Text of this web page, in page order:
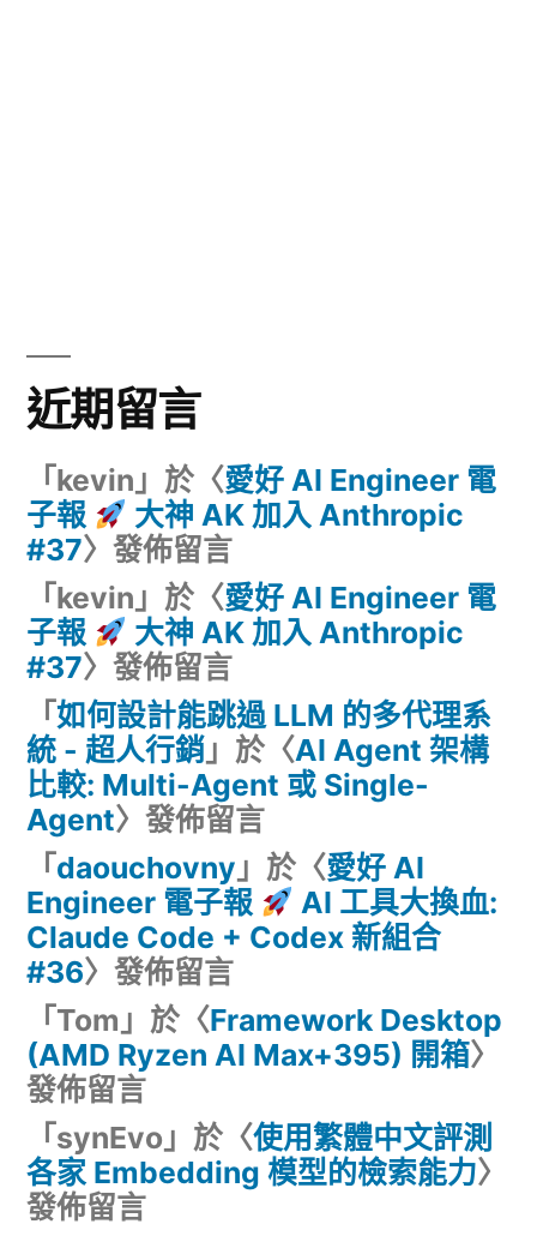
近期留言
「 kevin 」於〈愛好 AI Engineer 電
子報
大神 AK 加入 Anthropic
#37〉發佈留言
「 kevin 」於〈愛好 AI Engineer 電
子報
大神 AK 加入 Anthropic
#37〉發佈留言
「 如何設計能跳過 LLM 的多代理系
統 - 超人行銷 」於〈AI Agent 架構
比較: Multi-Agent 或 Single-
Agent〉發佈留言
「 daouchovny 」於〈愛好 AI
Engineer 電子報
AI 工具大換血:
Claude Code + Codex 新組合
#36〉發佈留言
「 Tom 」於〈Framework Desktop
(AMD Ryzen AI Max+395) 開箱〉
發佈留言
「 synEvo 」於〈使用繁體中文評測
各家 Embedding 模型的檢索能力〉
發佈留言